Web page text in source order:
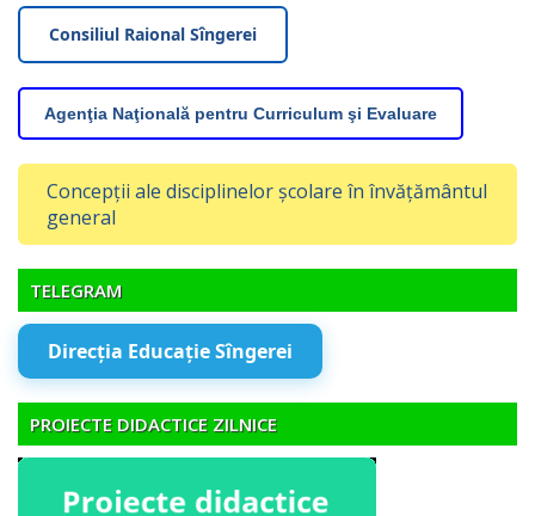
Consiliul Raional Sîngerei
Agenţia Naţională pentru Curriculum şi Evaluare
Concepții ale disciplinelor școlare în învățământul
general
TELEGRAM
Direcția Educație Sîngerei
PROIECTE DIDACTICE ZILNICE